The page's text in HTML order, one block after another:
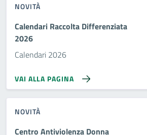
NOVITÀ
Calendari Raccolta Differenziata
2026
Calendari 2026
VAI ALLA PAGINA
NOVITÀ
Centro Antiviolenza Donna